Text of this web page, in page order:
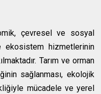
çevresel ve sosyal
ekosistem hizmetlerinin
Tarım ve orman
sağlanması, ekolojik
mücadele ve yerel